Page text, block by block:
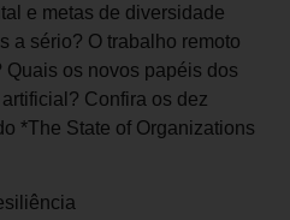
e metas de diversidade
a sério? O trabalho remoto
os novos papéis dos
Confira os dez
*The State of Organizations